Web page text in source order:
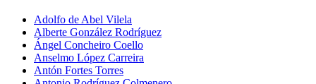
Adolfo de Abel Vilela
Alberte González Rodríguez
Ángel Concheiro Coello
Anselmo López Carreira
Antón Fortes Torres